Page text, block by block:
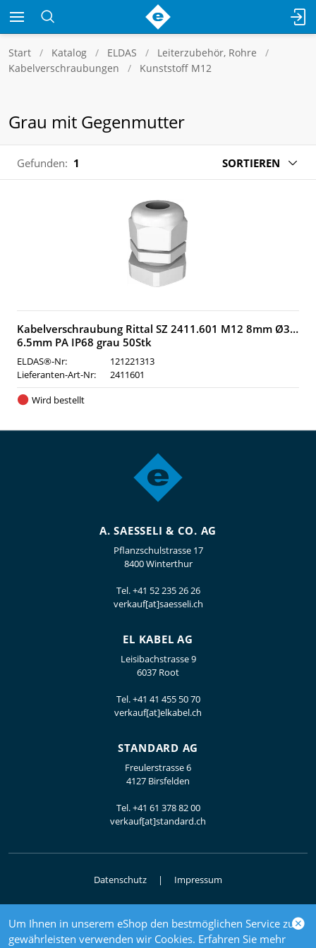
Um Ihnen in unserem eShop den bestmöglichen Service zu
gewährleisten verwenden wir Cookies. Erfahren Sie mehr
Start Katalog ELDAS
Leiterzubehör, Rohre
Kabelverschraubungen
Kunststoff M12
Grau mit Gegenmutter
Gefunden: 1 SORTIEREN
Kabelverschraubung Rittal SZ 2411.601 M12 8mm Ø3…
6.5mm PA IP68 grau 50Stk
ELDAS®-Nr:
121221313
Lieferanten-Art-Nr:
2411601
Wird bestellt
A. SAESSELI & CO. AG
Pflanzschulstrasse 17
8400 Winterthur
Tel.+41 52 235 26 26
verkauf[at]saesseli.ch
EL KABEL AG
Leisibachstrasse 9
6037 Root
Tel.+41 41 455 50 70
verkauf[at]elkabel.ch
STANDARD AG
Freulerstrasse 6
4127 Birsfelden
Tel.+41 61 378 82 00
verkauf[at]standard.ch
Datenschutz Impressum
© 2026 Elektrogrosshandel
powered by polynorm